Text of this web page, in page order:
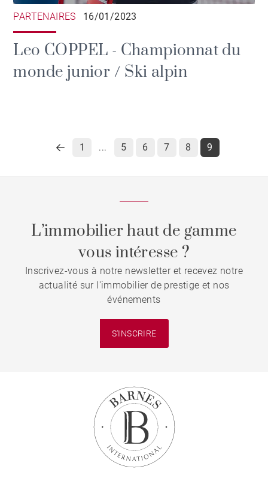
PARTENAIRES 16/01/2023
Leo COPPEL - Championnat du
monde junior / Ski alpin
1 ... 5 6 7 8 9
L’immobilier haut de gamme
vous intéresse ?
Inscrivez-vous à notre newsletter et recevez notre
actualité sur l'immobilier de prestige et nos
événements
S'INSCRIRE